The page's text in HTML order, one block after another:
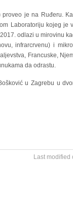
je na Ruđeru.
Laboratoriju kojeg je
odlazi u mirovinu
infrarcrvenu) i
Francuske,
da odrastu.
u Zagrebu u
Last modified